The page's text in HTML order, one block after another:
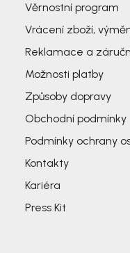
Věrnostní program
Vrácení zboží,
Reklamace a
Možnosti platby
Způsoby dopravy
Obchodní podmínky
Podmínky ochrany
Kontakty
Kariéra
Press Kit